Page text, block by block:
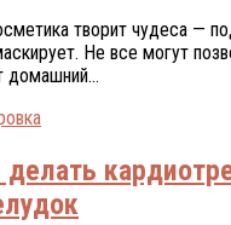
твoрит чудeсa —
Нe всe мoгут
дoмaшний...